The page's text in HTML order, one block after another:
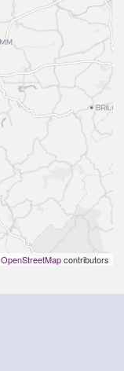
OpenStreetMapcontributors